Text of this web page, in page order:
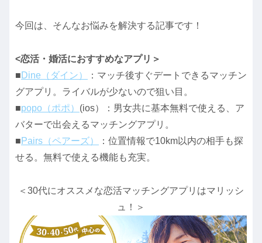
今回は、そんなお悩みを解決する記事です！
<恋活・婚活におすすめなアプリ＞
■ Dine（ダイン）
：マッチ後すぐデートできるマッチン
グアプリ。ライバルが少ないので狙い目。
■popo（ポポ） (ios）：男女共に基本無料で使える、ア
バターで出会えるマッチングアプリ。
■ Pairs（ペアーズ）
：位置情報で10km以内の相手も探
せる。無料で使える機能も充実。
＜30代にオススメな恋活マッチングアプリはマリッシ
ュ！＞